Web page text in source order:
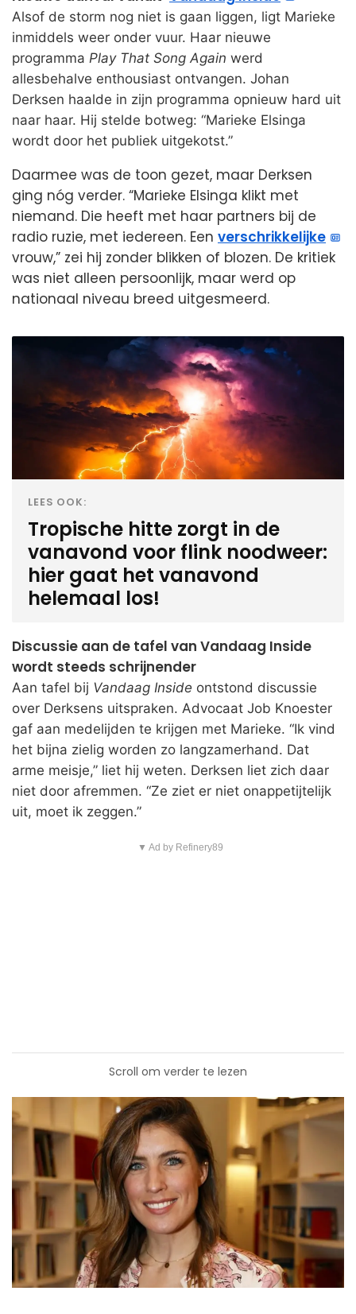
Alsof de storm nog niet is gaan liggen, ligt Marieke
inmiddels weer onder vuur. Haar nieuwe
programma Play That Song Again werd
allesbehalve enthousiast ontvangen. Johan
Derksen haalde in zijn programma opnieuw hard uit
naar haar. Hij stelde botweg: “Marieke Elsinga
wordt door het publiek uitgekotst.”
Daarmee was de toon gezet, maar Derksen
ging nóg verder. “Marieke Elsinga klikt met
niemand. Die heeft met haar partners bij de
radio ruzie, met iedereen. Een verschrikkelijke
vrouw,” zei hij zonder blikken of blozen. De kritiek
was niet alleen persoonlijk, maar werd op
nationaal niveau breed uitgesmeerd.
LEES OOK:
Tropische hitte zorgt in de
vanavond voor flink noodweer:
hier gaat het vanavond
helemaal los!
Discussie aan de tafel van Vandaag Inside
wordt steeds schrijnender
Aan tafel bij Vandaag Inside ontstond discussie
over Derksens uitspraken. Advocaat Job Knoester
gaf aan medelijden te krijgen met Marieke. “Ik vind
het bijna zielig worden zo langzamerhand. Dat
arme meisje,” liet hij weten. Derksen liet zich daar
niet door afremmen. “Ze ziet er niet onappetijtelijk
uit, moet ik zeggen.”
▼ Ad by Refinery89
Scroll om verder te lezen